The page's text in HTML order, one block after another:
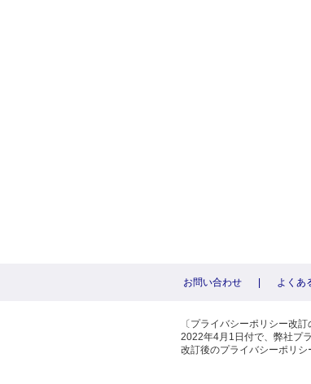
お問い合わせ よくあ
〔プライバシーポリシー改訂
2022年4月1日付で、弊社プ
改訂後のプライバシーポリシ